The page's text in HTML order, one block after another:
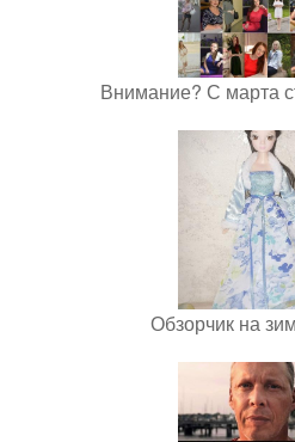
Внимание? С марта
Обзорчик на